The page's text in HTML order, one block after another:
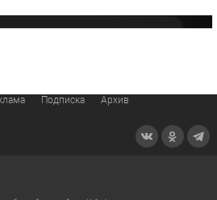
Подписка
Архив